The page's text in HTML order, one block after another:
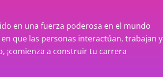
en una fuerza poderosa en el mundo
que las personas interactúan, trabajan y
¡comienza a construir tu carrera